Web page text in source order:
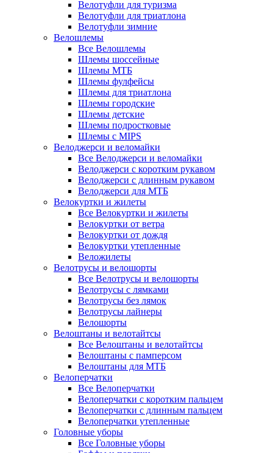
Велотуфли для туризма
Велотуфли для триатлона
Велотуфли зимние
Велошлемы
Все Велошлемы
Шлемы шоссейные
Шлемы МТБ
Шлемы фулфейсы
Шлемы для триатлона
Шлемы городские
Шлемы детские
Шлемы подростковые
Шлемы с MIPS
Велоджерси и веломайки
Все Велоджерси и веломайки
Велоджерси с коротким рукавом
Велоджерси с длинным рукавом
Велоджерси для МТБ
Велокуртки и жилеты
Все Велокуртки и жилеты
Велокуртки от ветра
Велокуртки от дождя
Велокуртки утепленные
Веложилеты
Велотрусы и велошорты
Все Велотрусы и велошорты
Велотрусы с лямками
Велотрусы без лямок
Велотрусы лайнеры
Велошорты
Велоштаны и велотайтсы
Все Велоштаны и велотайтсы
Велоштаны с памперсом
Велоштаны для МТБ
Велоперчатки
Все Велоперчатки
Велоперчатки с коротким пальцем
Велоперчатки с длинным пальцем
Велоперчатки утепленные
Головные уборы
Все Головные уборы